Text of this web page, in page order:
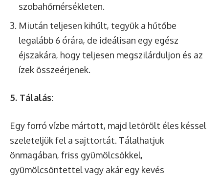
szobahőmérsékleten.
Miután teljesen kihűlt, tegyük a hűtőbe
legalább 6 órára, de ideálisan egy egész
éjszakára, hogy teljesen megszilárduljon és az
ízek összeérjenek.
5. Tálalás:
Egy forró vízbe mártott, majd letörölt éles késsel
szeleteljük fel a sajttortát. Tálalhatjuk
önmagában, friss gyümölcsökkel,
gyümölcsöntettel vagy akár egy kevés